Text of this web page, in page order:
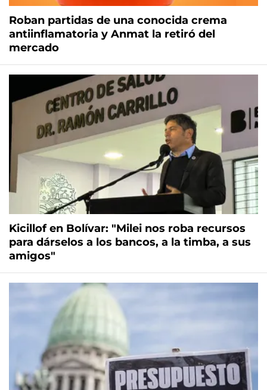
Roban partidas de una conocida crema
antiinflamatoria y Anmat la retiró del
mercado
Kicillof en Bolívar: "Milei nos roba recursos
para dárselos a los bancos, a la timba, a sus
amigos"